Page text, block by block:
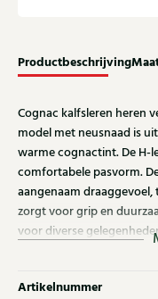
Productbeschrijving
Cognac kalfsleren heren
model met neusnaad is
warme cognactint. De H-
comfortabele pasvorm.
aangenaam
zorgt voor grip en
voor diverse
Artikelnummer